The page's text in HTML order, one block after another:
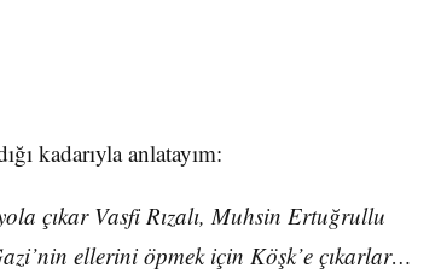
kadarıyla anlatayım:
çıkar Vasfi Rızalı, Muhsin Ertuğrullu
ellerini öpmek için Köşk’e çıkarlar…